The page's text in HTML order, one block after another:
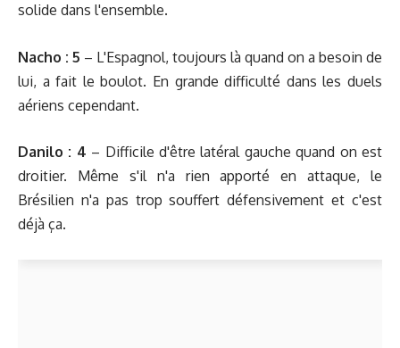
solide dans l'ensemble.
Nacho : 5 – L'Espagnol, toujours là quand on a besoin de
lui, a fait le boulot. En grande difficulté dans les duels
aériens cependant.
Danilo : 4 – Difficile d'être latéral gauche quand on est
droitier. Même s'il n'a rien apporté en attaque, le
Brésilien n'a pas trop souffert défensivement et c'est
déjà ça.